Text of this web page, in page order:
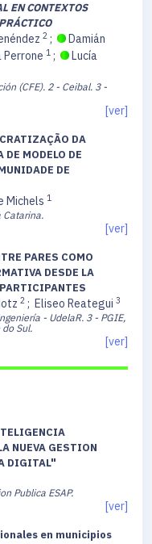
EN CONTEXTOS
2 ;
Damián
Perrone 1 ;
Lucía
(CFE). 2 - Ceibal. 3 -
[ver]
DA
MODELO DE
DE
Michels 1
Catarina.
[ver]
PARES COMO
DESDE LA
2 ; Eliseo Reategui 3
- UdelaR. 3 - PGIE,
Sul.
[ver]
NUEVA GESTION
DIGITAL"
Publica ESAP.
[ver]
en municipios